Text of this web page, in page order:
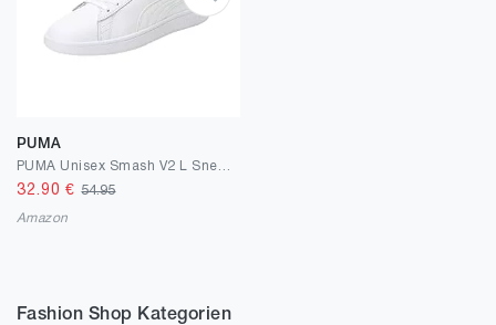
PUMA
32.90 €54.95
Amazon
Fashion Shop Kategorien